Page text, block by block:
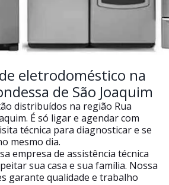
eletrodoméstico na
de São Joaquim
distribuídos na região Rua
É só ligar e agendar com
técnica para diagnosticar e se
mesmo dia.
empresa de assistência técnica
sua casa e sua família. Nossa
garante qualidade e trabalho